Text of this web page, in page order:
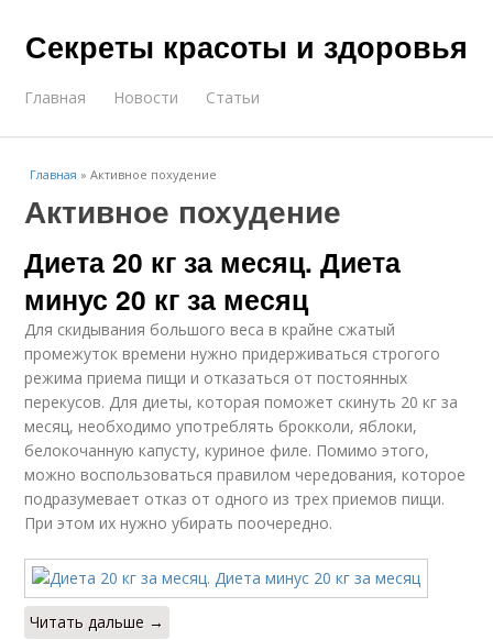
Секреты красоты и здоровья
Главная Новости Статьи
Главная »Активное похудение
Активное похудение
Диета 20 кг за месяц. Диета
минус 20 кг за месяц
Для скидывания большого веса в крайне сжатый
промежуток времени нужно придерживаться строгого
режима приема пищи и отказаться от постоянных
перекусов. Для диеты, которая поможет скинуть 20 кг за
месяц, необходимо употреблять брокколи, яблоки,
белокочанную капусту, куриное филе. Помимо этого,
можно воспользоваться правилом чередования, которое
подразумевает отказ от одного из трех приемов пищи.
При этом их нужно убирать поочередно.
Читать дальше →